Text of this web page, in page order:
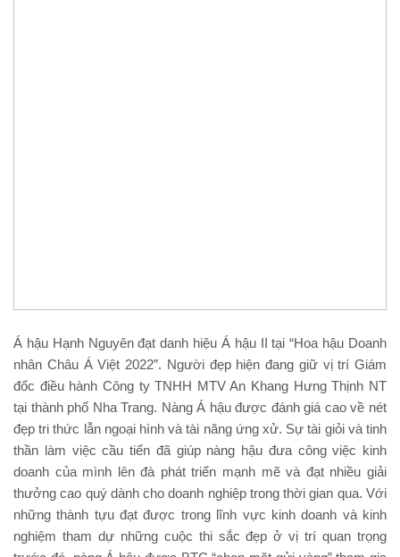
Á hậu Hạnh Nguyên đạt danh hiệu Á hậu II tại “Hoa hậu Doanh
nhân Châu Á Việt 2022”. Người đẹp hiện đang giữ vị trí Giám
đốc điều hành Công ty TNHH MTV An Khang Hưng Thịnh NT
tại thành phố Nha Trang. Nàng Á hậu được đánh giá cao về nét
đẹp tri thức lẫn ngoại hình và tài năng ứng xử. Sự tài giỏi và tinh
thần làm việc cầu tiến đã giúp nàng hậu đưa công việc kinh
doanh của mình lên đà phát triển mạnh mẽ và đạt nhiều giải
thưởng cao quý dành cho doanh nghiệp trong thời gian qua. Với
những thành tựu đạt được trong lĩnh vực kinh doanh và kinh
nghiệm tham dự những cuộc thi sắc đẹp ở vị trí quan trọng